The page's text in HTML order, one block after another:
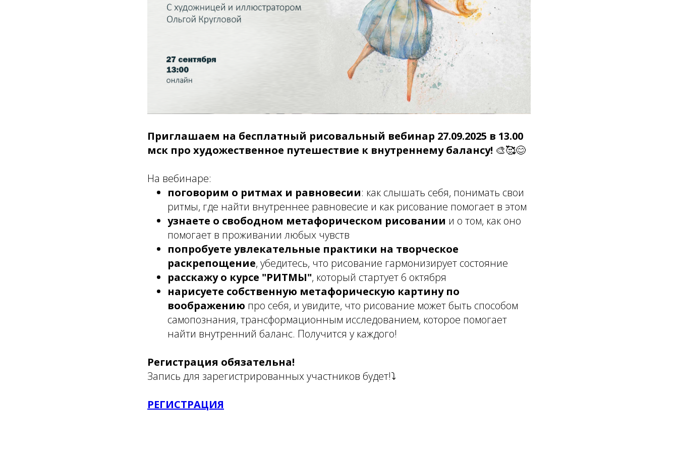
Приглашаем на бесплатный рисовальный вебинар 27.09.2025 в 13.00
мск про художественное путешествие к внутреннему балансу! 🎨🥰😊
На вебинаре:
поговорим о ритмах и равновесии: как слышать себя, понимать свои
ритмы, где найти внутреннее равновесие и как рисование помогает в этом
узнаете о свободном метафорическом рисовании и о том, как оно
помогает в проживании любых чувств
попробуете увлекательные практики на творческое
раскрепощение, убедитесь, что рисование гармонизирует состояние
расскажу о курсе "РИТМЫ", который стартует 6 октября
нарисуете собственную метафорическую картину по
воображению про себя, и увидите, что рисование может быть способом
самопознания, трансформационным исследованием, которое помогает
найти внутренний баланс. Получится у каждого!
Регистрация обязательна!
Запись для зарегистрированных участников будет!⤵️
РЕГИСТРАЦИЯ